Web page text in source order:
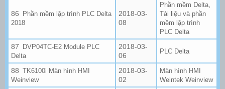
Phần mềm lập trình PLC Delta
2018
2018-03-
08
Phần mềm Delta
Tài liệu và phần
mềm lập trình
PLC Delta
DVP04TC-E2 Module PLC
Delta
2018-03-
06
PLC Delta
TK6100i Màn hình HMI
Weinview
2018-03-
02
Màn hình HMI
Weintek Weinview